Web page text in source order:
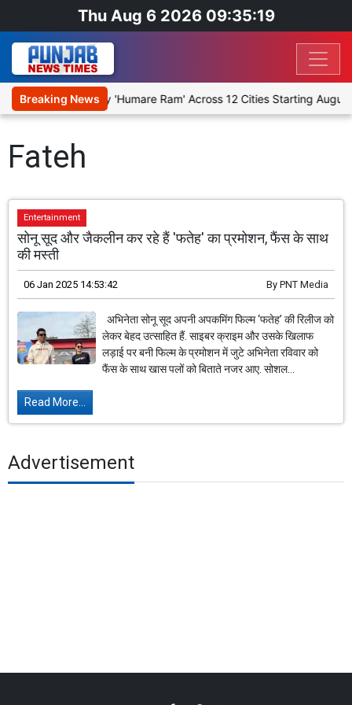
Thu Aug 6 2026 09:35:19
Breaking News
Religious Play 'Humare Ram' Across 12 Cities Starting August
Fateh
Entertainment
सोनू सूद और जैकलीन कर रहे हैं 'फतेह' का प्रमोशन, फैंस के साथ
की मस्ती
06 Jan 2025 14:53:42 By PNT Media
अभिनेता सोनू सूद अपनी अपकमिंग फिल्म ‘फतेह’ की रिलीज को
लेकर बेहद उत्साहित हैं. साइबर क्राइम और उसके खिलाफ
लड़ाई पर बनी फिल्म के प्रमोशन में जुटे अभिनेता रविवार को
फैंस के साथ खास पलों को बिताते नजर आए. सोशल...
Read More...
Advertisement